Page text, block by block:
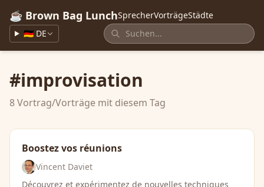
☕ Brown Bag LunchSprecherVorträgeStädte
🇩🇪 DE
#improvisation
8 Vortrag/Vorträge mit diesem Tag
Boostez vos réunions
Vincent Daviet
Découvrez et expérimentez de nouvelles techniques